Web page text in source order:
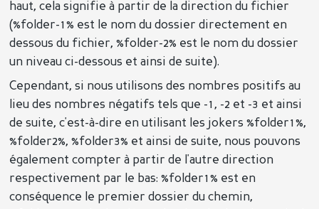
haut, cela signifie à partir de la direction du fichier
(%folder-1% est le nom du dossier directement en
dessous du fichier, %folder-2% est le nom du dossier
un niveau ci-dessous et ainsi de suite).
Cependant, si nous utilisons des nombres positifs au
lieu des nombres négatifs tels que -1, -2 et -3 et ainsi
de suite, c'est-à-dire en utilisant les jokers %folder1%,
%folder2%, %folder3% et ainsi de suite, nous pouvons
également compter à partir de l'autre direction
respectivement par le bas: %folder1% est en
conséquence le premier dossier du chemin,